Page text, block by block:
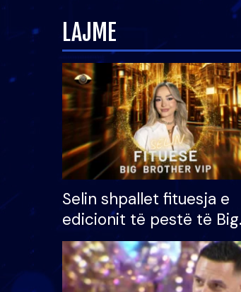
LAJME
Selin shpallet fituesja e
edicionit të pestë të Big
Brother VIP, rrëmben
çmimin e madh prej 100
mijë eurosh